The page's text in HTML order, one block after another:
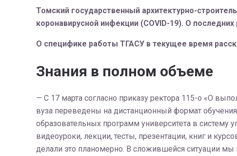
Томский государственный архитектурно-
коронавирусной инфекции (COVID-19). О
О специфике работы ТГАСУ в текущее время
Знания в полном объеме
— С 17 марта согласно приказу ректора 115-о «О
вуза переведены на дистанционный формат
образовательных программ университета в
видеоуроки, лекции, тесты, презентации, книг и
делали это планомерно. В сложившейся ситуации